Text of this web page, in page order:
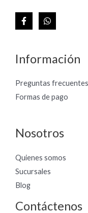
Información
Preguntas frecuentes
Formas de pago
Nosotros
Quienes somos
Sucursales
Blog
Contáctenos